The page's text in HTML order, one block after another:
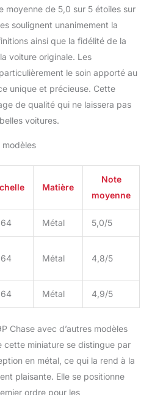
moyenne de 5,0 sur 5 étoiles sur
soulignent unanimement la
ainsi que la fidélité de la
voiture originale. Les
le soin apporté au
unique et précieuse. Cette
de qualité qui ne laissera pas
voitures.
modèles
Matière
Note
moyenne
Métal 5,0/5
Métal 4,8/5
Métal 4,9/5
Chase avec d’autres modèles
cette miniature se distingue par
en métal, ce qui la rend à la
plaisante. Elle se positionne
ordre pour les